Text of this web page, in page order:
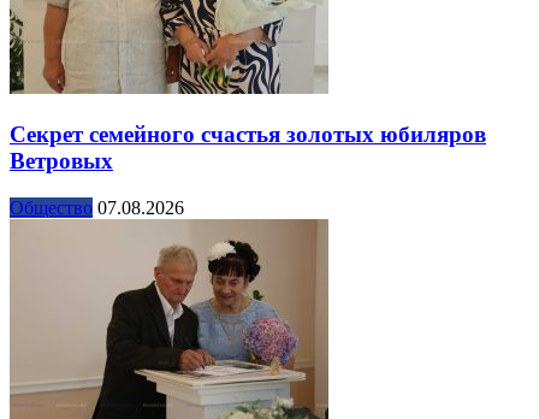
Секрет семейного счастья золотых юбиляров
Ветровых
Общество 07.08.2026